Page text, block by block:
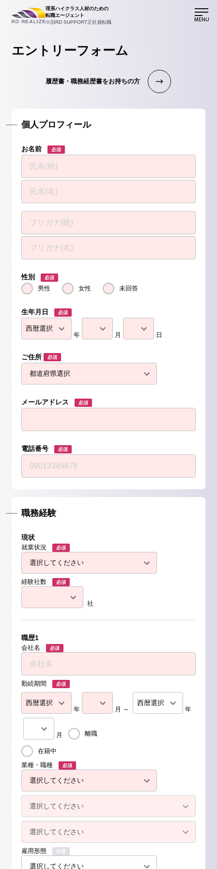
理系ハイクラス人材のための
転職エージェント
※旧RD SUPPORT正社員転職
MENU
エントリーフォーム
履歴書・職務経歴書をお持ちの方
個人プロフィール
お名前 必須
性別 必須
男性 女性 未回答
生年月日 必須
年 月 日
ご住所 必須
メールアドレス 必須
電話番号 必須
職務経験
現状
就業状況 必須
経験社数 必須
社
職歴1
会社名 必須
勤続期間 必須
年 月 ～ 年
月 離職
在籍中
業種・職種
必須
雇用形態 任意